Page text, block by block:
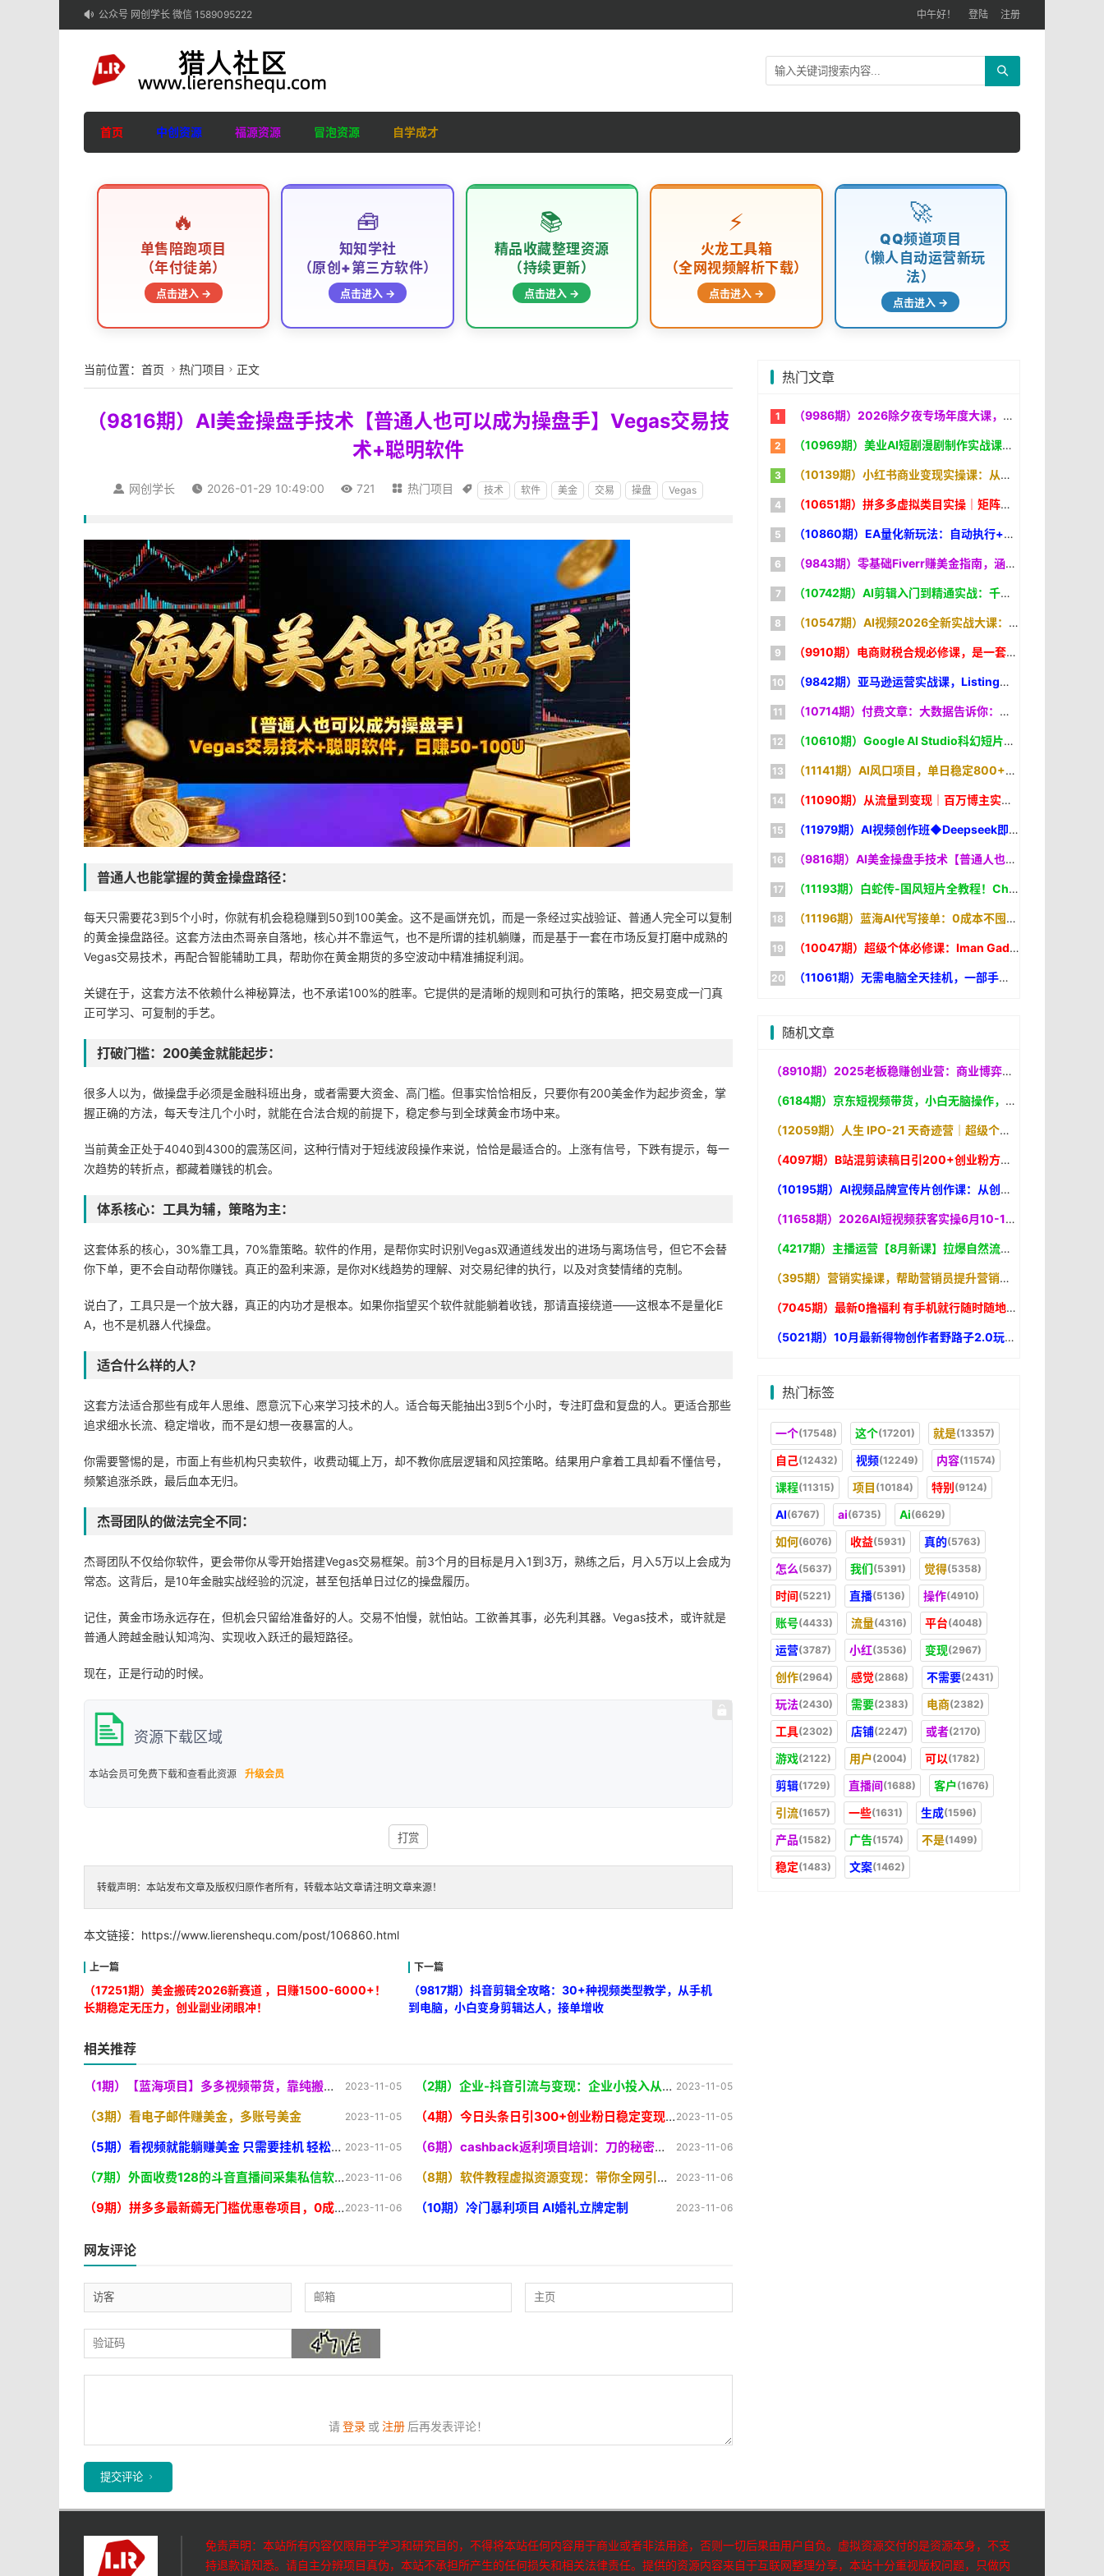
 公众号 网创学长 微信 1589095222 中午好！ 登陆 注册
首页 中创资源 福源资源 冒泡资源 自学成才
🔥
单售陪跑项目
（年付徒弟）
点击进入 →
🧰
知知学社
（原创+第三方软件）
点击进入 →
📚
精品收藏整理资源
（持续更新）
点击进入 →
⚡
火龙工具箱
（全网视频解析下载）
点击进入 →
🚀
QQ频道项目
（懒人自动运营新玩
法）
点击进入 →
当前位置： 首页  热门项目  正文
（9816期）AI美金操盘手技术【普通人也可以成为操盘手】Vegas交易技
术+聪明软件
 网创学长  2026-01-29 10:49:00  721  热门项目  技术 软件 美金 交易 操盘 Vegas
普通人也能掌握的黄金操盘路径：
每天只需要花3到5个小时，你就有机会稳稳赚到50到100美金。这不是画饼充饥，而是一条经过实战验证、普通人完全可以复制
的黄金操盘路径。这套方法由杰哥亲自落地，核心并不靠运气，也不是所谓的挂机躺赚，而是基于一套在市场反复打磨中成熟的
Vegas交易技术，再配合智能辅助工具，帮助你在黄金期货的多空波动中精准捕捉利润。
关键在于，这套方法不依赖什么神秘算法，也不承诺100%的胜率。它提供的是清晰的规则和可执行的策略，把交易变成一门真
正可学习、可复制的手艺。
打破门槛：200美金就能起步：
很多人以为，做操盘手必须是金融科班出身，或者需要大资金、高门槛。但事实恰恰相反，只要你有200美金作为起步资金，掌
握正确的方法，每天专注几个小时，就能在合法合规的前提下，稳定参与到全球黄金市场中来。
当前黄金正处于4040到4300的震荡区间，这种行情对于短线波段操作来说，恰恰是最适合的。上涨有信号，下跌有提示，每一
次趋势的转折点，都藏着赚钱的机会。
体系核心：工具为辅，策略为主：
这套体系的核心，30%靠工具，70%靠策略。软件的作用，是帮你实时识别Vegas双通道线发出的进场与离场信号，但它不会替
你下单，更不会自动帮你赚钱。真正的盈利来源，是你对K线趋势的理解、对交易纪律的执行，以及对贪婪情绪的克制。
说白了，工具只是一个放大器，真正的内功才是根本。如果你指望买个软件就能躺着收钱，那请直接绕道——这根本不是量化E
A，也不是机器人代操盘。
适合什么样的人？
这套方法适合那些有成年人思维、愿意沉下心来学习技术的人。适合每天能抽出3到5个小时，专注盯盘和复盘的人。更适合那些
追求细水长流、稳定增收，而不是幻想一夜暴富的人。
你需要警惕的是，市面上有些机构只卖软件，收费动辄上万，却不教你底层逻辑和风控策略。结果用户拿着工具却看不懂信号，
频繁追涨杀跌，最后血本无归。
杰哥团队的做法完全不同：
杰哥团队不仅给你软件，更会带你从零开始搭建Vegas交易框架。前3个月的目标是月入1到3万，熟练之后，月入5万以上会成为
常态。这背后，是10年金融实战经验的沉淀，甚至包括单日过亿的操盘履历。
记住，黄金市场永远存在，但机会只留给准备好的人。交易不怕慢，就怕站。工欲善其事，必先利其器。Vegas技术，或许就是
普通人跨越金融认知鸿沟、实现收入跃迁的最短路径。
现在，正是行动的时候。
资源下载区域
本站会员可免费下载和查看此资源 升级会员
打赏
转载声明：本站发布文章及版权归原作者所有，转载本站文章请注明文章来源！
本文链接： https://www.lierenshequ.com/post/106860.html
（17251期）美金搬砖2026新赛道 ，日赚1500-6000+！
长期稳定无压力，创业副业闭眼冲！
（9817期）抖音剪辑全攻略：30+种视频类型教学，从手机
到电脑，小白变身剪辑达人，接单增收
相关推荐
2023-11-05
（1期）【蓝海项目】多多视频带货，靠纯搬运一个月搞5w，新手小白也能操作【揭秘 2023-11-05
（2期）企业-抖音引流与变现：企业小投入从0到1玩转短视频 各行业知视频变现实战
2023-11-05
（3期）看电子邮件赚美金，多账号美金 2023-11-05
（4期）今日头条日引300+创业粉日稳定变现2000+无需写作纯搬运
2023-11-05
（5期）看视频就能躺赚美金 只需要挂机 轻松赚取100到200美刀 可以直接提现 2023-11-06
（6期）cashback返利项目培训：刀的秘密（8节课
2023-11-06
（7期）外面收费128的斗音直播间采集私信软件，下载视频+一键采集+一键私信【采 2023-11-06
（8期）软件教程虚拟资源变现：带你全网引流卖虚拟资源软件，（11节课
2023-11-06
（9期）拼多多最新薅无门槛优惠卷项目，0成本，目前还能做，一单在50-500 (仅揭秘 2023-11-06
（10期）冷门暴利项目 AI婚礼立牌定制
网友评论
请登录 或 注册 后再发表评论！
提交评论
热门文章
（9986期）2026除夕夜专场年度大课，全程10小时直播+PPT+26年行业预测，是电商人不可错过的“小春晚
（10969期）美业AI短剧漫剧制作实战课：生图技巧+对话生成+视频合成，赋能实体门店线上获客
（10139期）小红书商业变现实操课：从账号定位到爆款笔记，从选品开店到IP打造，一套课程打通变现全链路
（10651期）拼多多虚拟类目实操｜矩阵化运营，长期稳定，新手可直接抄作业
（10860期）EA量化新玩法：自动执行+规则交易，小白也能轻松入门，长期稳定运行可放大收益
（9843期）零基础Fiverr赚美金指南，涵盖资料设置、定价策略、销售技巧，系统教学，美元
（10742期）AI剪辑入门到精通实战：千问音视频转写+AI筛选文案+剪映精剪，一套SOP让你剪视频效率翻10倍
（10547期）AI视频2026全新实战大课：零基础学提示词+智能体+剪映，早教漫剧短剧全项目实战
（9910期）电商财税合规必修课，是一套针对电商全平台从业者的财税合规体系课程
（9842期）亚马逊运营实战课，Listing优化、Vine秒杀、FBA发货，快速上手，实现店铺稳定出单盈利
（10714期）付费文章：大数据告诉你：大器晚成是人生常态，AI 时代依然适用的成长规律
（10610期）Google AI Studio科幻短片教程：AI生成+剪辑全流程，3小时+教学+专属资源，掌握专业级制作技能
（11141期）AI风口项目，单日稳定800+，旺季单子做不完，简单好做，提供派单资源
（11090期）从流量到变现｜百万博主实战，一人公司搭建，轻资产放大商业价值
（11979期）AI视频创作班◆Deepseek即梦Seedance全工具｜剪映特效调色｜数十类爆款AI短视频全套实操教程
（9816期）AI美金操盘手技术【普通人也可以成为操盘手】Vegas交易技术+聪明软件
（11193期）白蛇传-国风短片全教程！ChatGPT+Seedance2.0，一套课跑通古风AI影视创作
（11196期）蓝海AI代写接单：0成本不囤货，一台电脑在家狂赚差价【实操复盘
（10047期）超级个体必修课：Iman Gadzhi代理公司运营体系，从0搭建赚钱系统
（11061期）无需电脑全天挂机，一部手机即可完成的CS2市场自动捡漏淘金，包教包会
随机文章
（8910期）2025老板稳赚创业营：商业博弈中高级思维和生存策略，帮助创业者快速盈利
（6184期）京东短视频带货，小白无脑操作，每天五分钟
（12059期）人生 IPO-21 天奇迹营｜超级个体升级打怪的极简地图，打通输入转化输出闭环，轻松实现认知升级
（4097期）B站混剪读稿日引200+创业粉方法4.0曝光，24年8月最新方法Ai一键操作 速
（10195期）AI视频品牌宣传片创作课：从创意到成片7步走，用AI快速打造电影质感品牌视频
（11658期）2026AI短视频获客实操6月10-14号线下营，解决视频没流量无客户难题，全套脚本模板实现流量变现
（4217期）主播运营【8月新课】拉爆自然流，做懂流量的主播新规政策下，自然流破
（395期）营销实操课，帮助营销员提升营销技能【完结】【音频+文档
（7045期）最新0撸福利 有手机就行随时随地做 纯净无广告 边玩游戏边赚
（5021期）10月最新得物创作者野路子2.0玩法，新平台无脑搬运
热门标签
一个(17548) 这个(17201) 就是(13357)
自己(12432) 视频(12249) 内容(11574)
课程(11315) 项目 (10184) 特别(9124)
AI(6767) ai(6735) Ai(6629)
如何(6076) 收益(5931) 真的(5763)
怎么(5637) 我们(5391) 觉得(5358)
时间(5221) 直播(5136) 操作(4910)
账号(4433) 流量(4316) 平台(4048)
运营(3787) 小红(3536) 变现(2967)
创作(2964) 感觉(2868) 不需要(2431)
玩法(2430) 需要(2383) 电商(2382)
工具(2302) 店铺(2247) 或者(2170)
游戏(2122) 用户(2004) 可以(1782)
剪辑(1729) 直播间(1688) 客户(1676)
引流(1657) 一些(1631) 生成(1596)
产品(1582) 广告(1574) 不是(1499)
稳定(1483) 文案(1462)
免责声明：本站所有内容仅限用于学习和研究目的，不得将本站任何内容用于商业或者非法用途，否则一切后果由用户自负。虚拟资源交付的是资源本身，不支
持退款请知悉。请自主分辨项目真伪，本站不承担所产生的任何损失和相关法律责任。提供的资源内容来自于互联网整理分享，本站十分重视版权问题，只做内